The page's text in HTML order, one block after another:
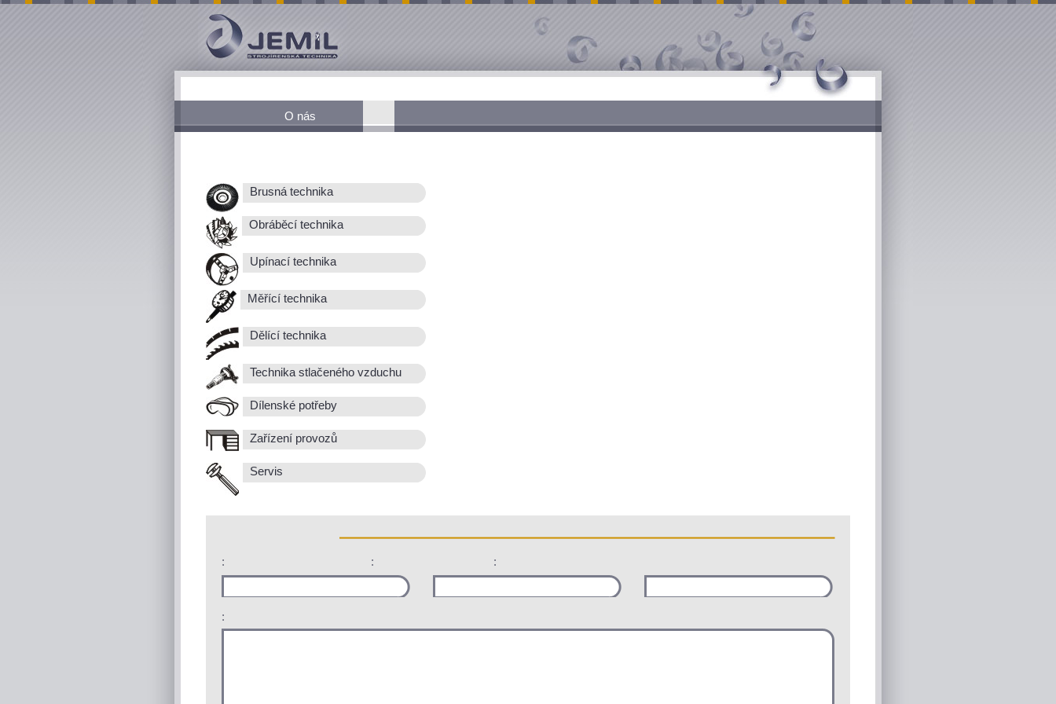
O nás
Brusná technika
Obráběcí technika
Upínací technika
Měřící technika
Dělící technika
Technika stlačeného vzduchu
Dílenské potřeby
Zařízení provozů
Servis
: : :
: